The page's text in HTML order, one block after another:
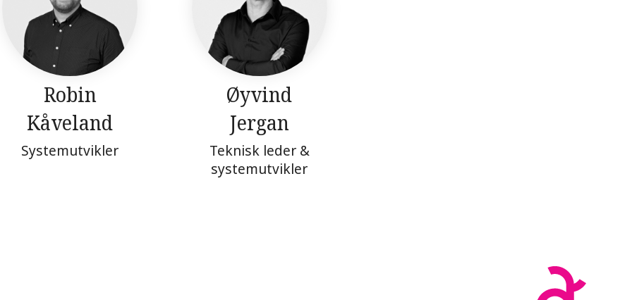
Robin
Kåveland
Systemutvikler
Øyvind
Jergan
Teknisk leder &
systemutvikler